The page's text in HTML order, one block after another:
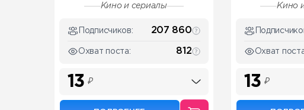
Кино и сериалы
Подписчиков: 207 860
Охват поста: 812
13 ₽
Кино
Охват
13 ₽